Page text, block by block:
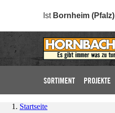
Ist Bornheim (Pfalz)
SORTIMENT PROJEKTE
Startseite